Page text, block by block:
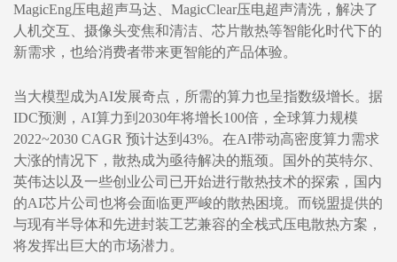
MagicEng压电超声马达、MagicClear压电超声清洗，解决了
人机交互、摄像头变焦和清洁、芯片散热等智能化时代下的
新需求，也给消费者带来更智能的产品体验。
当大模型成为AI发展奇点，所需的算力也呈指数级增长。据
IDC预测，AI算力到2030年将增长100倍，全球算力规模
2022~2030 CAGR 预计达到43%。在AI带动高密度算力需求
大涨的情况下，散热成为亟待解决的瓶颈。国外的英特尔、
英伟达以及一些创业公司已开始进行散热技术的探索，国内
的AI芯片公司也将会面临更严峻的散热困境。而锐盟提供的
与现有半导体和先进封装工艺兼容的全栈式压电散热方案，
将发挥出巨大的市场潜力。